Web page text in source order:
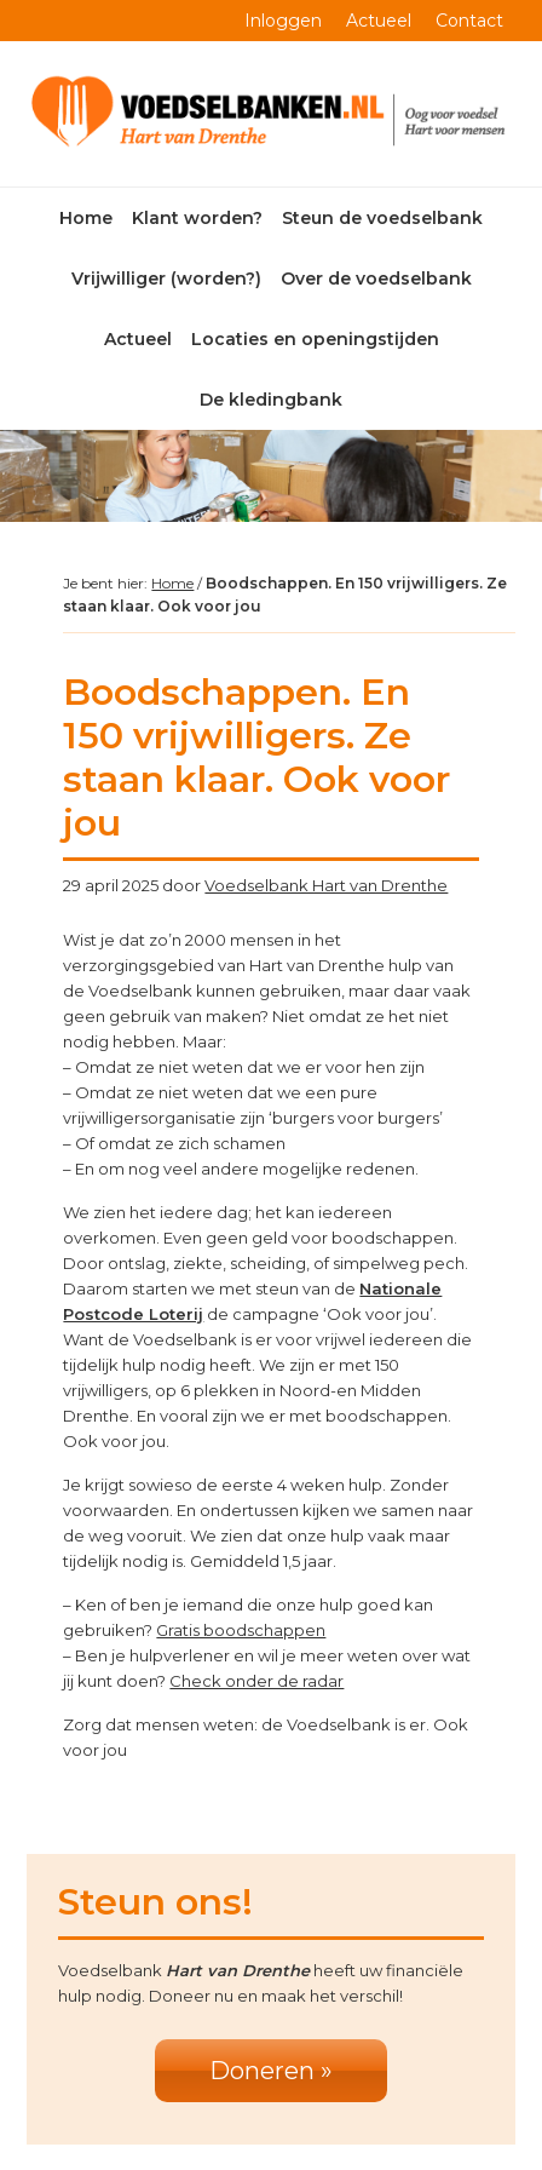
to
navigation
to
content
to
sidebar
to
Inloggen Actueel Contact
Home Klant worden? Steun de voedselbank
Vrijwilliger (worden?) Over de voedselbank
Actueel Locaties en openingstijden
De kledingbank
Je bent hier: Home / Boodschappen. En 150 vrijwilligers. Ze
staan klaar. Ook voor jou
Boodschappen. En
150 vrijwilligers. Ze
staan klaar. Ook voor
jou
29 april 2025 doorVoedselbank Hart van Drenthe
Wist je dat zo’n 2000 mensen in het
verzorgingsgebied van Hart van Drenthe hulp van
de Voedselbank kunnen gebruiken, maar daar vaak
geen gebruik van maken? Niet omdat ze het niet
nodig hebben. Maar:
– Omdat ze niet weten dat we er voor hen zijn
– Omdat ze niet weten dat we een pure
vrijwilligersorganisatie zijn ‘burgers voor burgers’
– Of omdat ze zich schamen
– En om nog veel andere mogelijke redenen.
We zien het iedere dag; het kan iedereen
overkomen. Even geen geld voor boodschappen.
Door ontslag, ziekte, scheiding, of simpelweg pech.
Daarom starten we met steun van de Nationale
Postcode Loterij de campagne ‘Ook voor jou’.
Want de Voedselbank is er voor vrijwel iedereen die
tijdelijk hulp nodig heeft. We zijn er met 150
vrijwilligers, op 6 plekken in Noord-en Midden
Drenthe. En vooral zijn we er met boodschappen.
Ook voor jou.
Je krijgt sowieso de eerste 4 weken hulp. Zonder
voorwaarden. En ondertussen kijken we samen naar
de weg vooruit. We zien dat onze hulp vaak maar
tijdelijk nodig is. Gemiddeld 1,5 jaar.
– Ken of ben je iemand die onze hulp goed kan
gebruiken? Gratis boodschappen
– Ben je hulpverlener en wil je meer weten over wat
jij kunt doen? Check onder de radar
Zorg dat mensen weten: de Voedselbank is er. Ook
voor jou
Primary
Sidebar
Steun ons!
Voedselbank Hart van Drentheheeft uw financiële
hulp nodig. Doneer nu en maak het verschil!
Doneren »